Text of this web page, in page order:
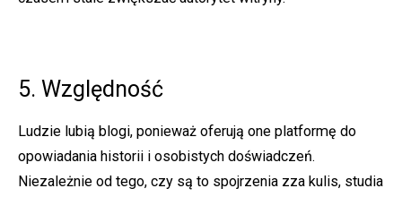
5. Względność
Ludzie lubią blogi, ponieważ oferują one platformę do
opowiadania historii i osobistych doświadczeń.
Niezależnie od tego, czy są to spojrzenia zza kulis, studia